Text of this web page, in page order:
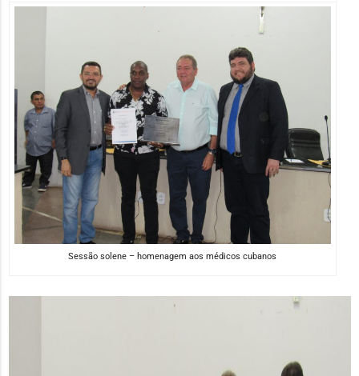
Sessão solene – homenagem aos médicos cubanos